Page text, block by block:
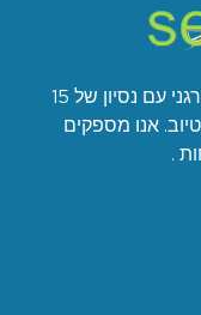
אס אי אורגניקס חברת קידום אתרים אורגני עם נסיון של 15
אנו מספקים
.